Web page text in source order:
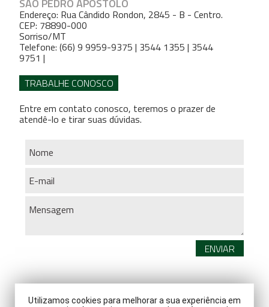
Utilizamos cookies para melhorar a sua experiência em
SÃO PEDRO APÓSTOLO
Endereço: Rua Cândido Rondon, 2845 - B - Centro.
CEP: 78890-000
Sorriso/MT
Telefone: (66) 9 9959-9375 | 3544 1355 | 3544
9751 |
TRABALHE CONOSCO
Entre em contato conosco, teremos o prazer de
atendê-lo e tirar suas dúvidas.